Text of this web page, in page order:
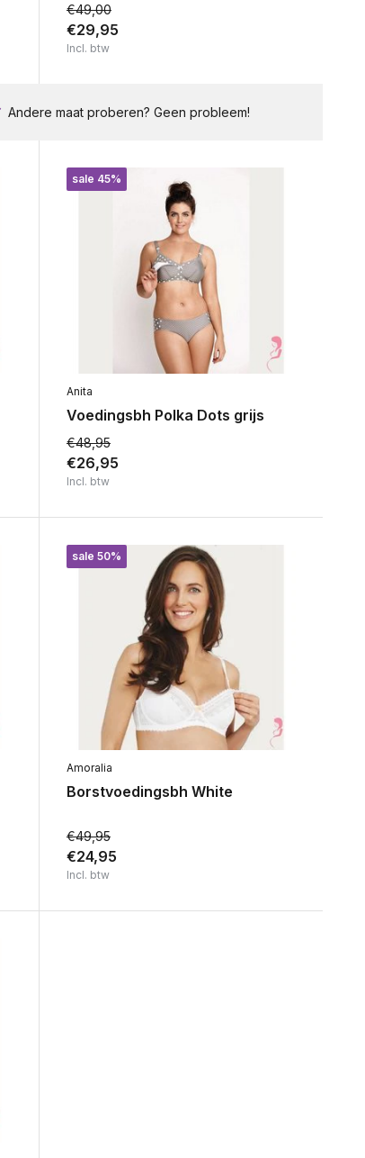
€49,00
€29,95
Incl. btw
Andere maat proberen? Geen probleem!
sale 45%
Anita
Voedingsbh Polka Dots grijs
€48,95
€26,95
Incl. btw
sale 50%
Amoralia
Borstvoedingsbh White
€49,95
€24,95
Incl. btw